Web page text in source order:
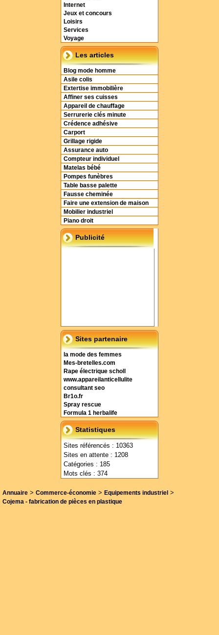
Internet
Jeux et concours
Loisirs
Services
Voyage
Les articles
Blog mode homme
Asile colis
Extertise immobilière
Affiner ses cuisses
Appareil de chauffage
Serrurerie clés minute
Crédence adhésive
Carport
Grillage rigide
Assurance auto
Compteur individuel
Matelas bébé
Pompes funèbres
Table basse palette
Fausse cheminée
Faire une extension de maison
Mobilier industriel
Piano droit
Publicité
Sites partenaire
la mode des femmes
Mes-bretelles.com
Rape électrique scholl
www.appareilanticellulite
consultant seo
Br1o.fr
Spray rescue
Formula 1 herbalife
Statistiques
Sites référencés : 10363
Sites en attente : 1208
Catégories : 185
Mots clés : 374
Annuaire > Commerce-économie > Equipements industriel >
Cojema - fabrication de pièces en plastique